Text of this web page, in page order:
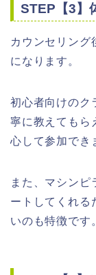
STEP【3】
カウンセリング
になります。
初心者向けのク
寧に教えてもら
心して参加でき
また、マシンピ
ートしてくれる
いのも特徴です。